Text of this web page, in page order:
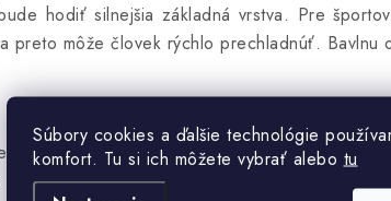
Súbory cookies a ďalšie technológie
komfort. Tu si ich môžete vybrať alebo tu
hodiť silnejšia základná vrstva. Pre
preto môže človek rýchlo prechladnúť. Bavlnu
než prvá vrstva, ale opäť musí mať
spolupracovať. Stredná vrstva má za úlohu